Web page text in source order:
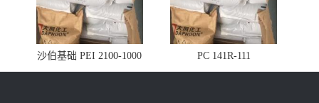
沙伯基础 PEI 2100-1000 PC 141R-111